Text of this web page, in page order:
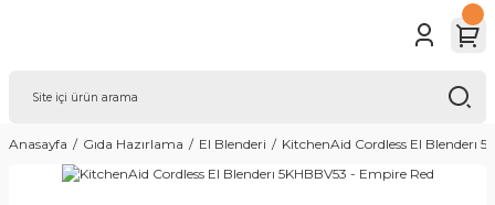
Anasayfa Gıda Hazırlama El Blenderi KitchenAid Cordless El Blenderı